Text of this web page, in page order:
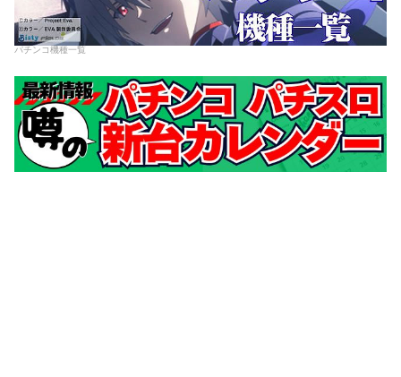
パチンコ機種一覧